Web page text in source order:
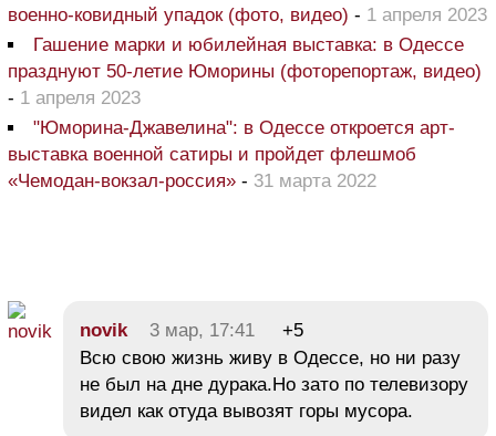
военно-ковидный упадок (фото, видео) - 1 апреля 2023
Гашение марки и юбилейная выставка: в Одессе
празднуют 50-летие Юморины (фоторепортаж, видео)
- 1 апреля 2023
"Юморина-Джавелина": в Одессе откроется арт-
выставка военной сатиры и пройдет флешмоб
«Чемодан-вокзал-россия» - 31 марта 2022
novik 3 мар, 17:41
+5
Всю свою жизнь живу в Одессе, но ни разу
не был на дне дурака.Но зато по телевизору
видел как отуда вывозят горы мусора.